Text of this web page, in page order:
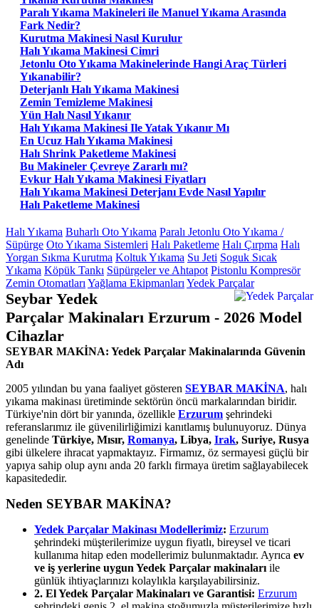
Paralı Yıkama Makineleri ile Manuel Yıkama Arasında
Fark Nedir?
Kurutma Makinesi Nasıl Kurulur
Halı Yıkama Makinesi Cimri
Jetonlu Oto Yıkama Makinelerinde Hangi Araç Türleri
Yıkanabilir?
Deterjanlı Halı Yıkama Makinesi
Zemin Temizleme Makinesi
Yün Halı Nasıl Yıkanır
Halı Yıkama Makinesi Ile Yatak Yıkanır Mı
En Ucuz Halı Yıkama Makinesi
Halı Shrink Paketleme Makinesi
Bu Makineler Çevreye Zararlı mı?
Evkur Halı Yıkama Makinesi Fiyatları
Halı Yıkama Makinesi Deterjanı Evde Nasıl Yapılır
Halı Paketleme Makinesi
Halı Yıkama Buharlı Oto Yıkama Paralı Jetonlu Oto Yıkama /
Süpürge Oto Yıkama Sistemleri Halı Paketleme Halı Çırpma Halı
Yorgan Sıkma Kurutma Koltuk Yıkama Su Jeti Soguk Sıcak
Yıkama Köpük Tankı Süpürgeler ve Ahtapot Pistonlu Kompresör
Zemin Otomatları Yağlama Ekipmanları Yedek Parçalar
Seybar Yedek
Parçalar Makinaları Erzurum - 2026 Model
Cihazlar
SEYBAR MAKİNA: Yedek Parçalar Makinalarında Güvenin
Adı
2005 yılından bu yana faaliyet gösteren SEYBAR MAKİNA, halı
yıkama makinası üretiminde sektörün öncü markalarından biridir.
Türkiye'nin dört bir yanında, özellikle Erzurum şehrindeki
referanslarımız ile güvenilirliğimizi kanıtlamış bulunuyoruz. Dünya
genelinde Türkiye, Mısır, Romanya, Libya, Irak, Suriye, Rusya
gibi ülkelere ihracat yapmaktayız. Firmamız, öz sermayesi güçlü bir
yapıya sahip olup aynı anda 20 farklı firmaya üretim sağlayabilecek
kapasitededir.
Neden SEYBAR MAKİNA?
Yedek Parçalar Makinası Modellerimiz: Erzurum
şehrindeki müşterilerimize uygun fiyatlı, bireysel ve ticari
kullanıma hitap eden modellerimiz bulunmaktadır. Ayrıca ev
ve iş yerlerine uygun Yedek Parçalar makinaları ile
günlük ihtiyaçlarınızı kolaylıkla karşılayabilirsiniz.
2. El Yedek Parçalar Makinaları ve Garantisi: Erzurum